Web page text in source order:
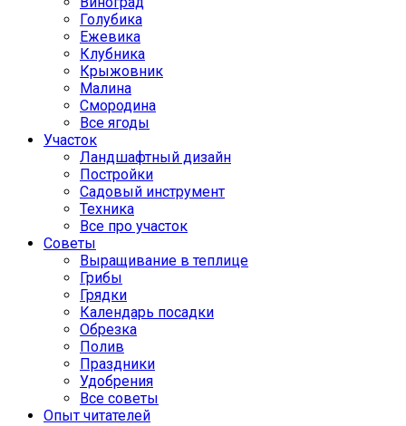
Голубика
Ежевика
Клубника
Крыжовник
Малина
Смородина
Все ягоды
Участок
Ландшафтный дизайн
Постройки
Садовый инструмент
Техника
Все про участок
Советы
Выращивание в теплице
Грибы
Грядки
Календарь посадки
Обрезка
Полив
Праздники
Удобрения
Все советы
Опыт читателей